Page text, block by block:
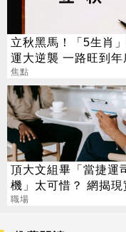
立秋黑馬！「5生肖
運大逆襲 一路旺到年
焦點
頂大文組畢「當捷運
機」太可惜？ 網揭現
高中就能考
職場